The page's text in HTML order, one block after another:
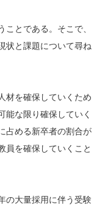
とである。そこで、
状と課題について尋ね
を確保していくため
能な限り確保していく
占める新卒者の割合が
員を確保していくこと
大量採用に伴う受験